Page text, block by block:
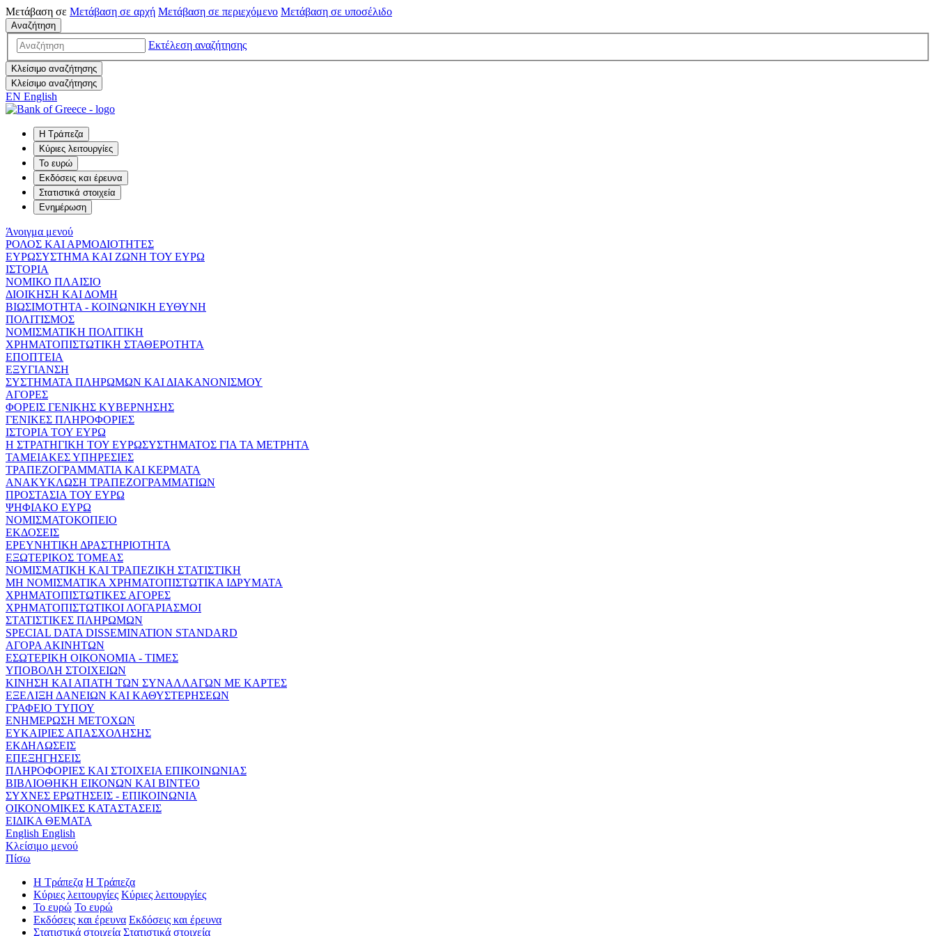
Μετάβαση σε Μετάβαση σε αρχή Μετάβαση σε περιεχόμενο Μετάβαση σε υποσέλιδο
Αναζήτηση
Εκτέλεση αναζήτησης
Κλείσιμο αναζήτησης
Κλείσιμο αναζήτησης
EN English
Η Τράπεζα
Κύριες λειτουργίες
Το ευρώ
Εκδόσεις και έρευνα
Στατιστικά στοιχεία
Ενημέρωση
Άνοιγμα μενού
ΡΟΛΟΣ ΚΑΙ ΑΡΜΟΔΙΟΤΗΤΕΣ
ΕΥΡΩΣΥΣΤΗΜΑ ΚΑΙ ΖΩΝΗ ΤΟΥ ΕΥΡΩ
ΙΣΤΟΡΙΑ
ΝΟΜΙΚΟ ΠΛΑΙΣΙΟ
ΔΙΟΙΚΗΣΗ ΚΑΙ ΔΟΜΗ
ΒΙΩΣΙΜΟΤΗΤΑ - ΚΟΙΝΩΝΙΚΗ ΕΥΘΥΝΗ
ΠΟΛΙΤΙΣΜΟΣ
ΝΟΜΙΣΜΑΤΙΚΗ ΠΟΛΙΤΙΚΗ
ΧΡΗΜΑΤΟΠΙΣΤΩΤΙΚΗ ΣΤΑΘΕΡΟΤΗΤΑ
ΕΠΟΠΤΕΙΑ
ΕΞΥΓΙΑΝΣΗ
ΣΥΣΤΗΜΑΤΑ ΠΛΗΡΩΜΩΝ ΚΑΙ ΔΙΑΚΑΝΟΝΙΣΜΟΥ
ΑΓΟΡΕΣ
ΦΟΡΕΙΣ ΓΕΝΙΚΗΣ ΚΥΒΕΡΝΗΣΗΣ
ΓΕΝΙΚΕΣ ΠΛΗΡΟΦΟΡΙΕΣ
ΙΣΤΟΡΙΑ ΤΟΥ ΕΥΡΩ
Η ΣΤΡΑΤΗΓΙΚΗ ΤΟΥ ΕΥΡΩΣΥΣΤΗΜΑΤΟΣ ΓΙΑ ΤΑ ΜΕΤΡΗΤΑ
ΤΑΜΕΙΑΚΕΣ ΥΠΗΡΕΣΙΕΣ
ΤΡΑΠΕΖΟΓΡΑΜΜΑΤΙΑ ΚΑΙ ΚΕΡΜΑΤΑ
ΑΝΑΚΥΚΛΩΣΗ ΤΡΑΠΕΖΟΓΡΑΜΜΑΤΙΩΝ
ΠΡΟΣΤΑΣΙΑ ΤΟΥ ΕΥΡΩ
ΨΗΦΙΑΚΟ ΕΥΡΩ
ΝΟΜΙΣΜΑΤΟΚΟΠΕΙΟ
ΕΚΔΟΣΕΙΣ
ΕΡΕΥΝΗΤΙΚΗ ΔΡΑΣΤΗΡΙΟΤΗΤΑ
ΕΞΩΤΕΡΙΚΟΣ ΤΟΜΕΑΣ
ΝΟΜΙΣΜΑΤΙΚΗ ΚΑΙ ΤΡΑΠΕΖΙΚΗ ΣΤΑΤΙΣΤΙΚΗ
ΜΗ ΝΟΜΙΣΜΑΤΙΚΑ ΧΡΗΜΑΤΟΠΙΣΤΩΤΙΚΑ ΙΔΡΥΜΑΤΑ
ΧΡΗΜΑΤΟΠΙΣΤΩΤΙΚΕΣ ΑΓΟΡΕΣ
ΧΡΗΜΑΤΟΠΙΣΤΩΤΙΚΟΙ ΛΟΓΑΡΙΑΣΜΟΙ
ΣΤΑΤΙΣΤΙΚΕΣ ΠΛΗΡΩΜΩΝ
SPECIAL DATA DISSEMINATION STANDARD
ΑΓΟΡΑ ΑΚΙΝΗΤΩΝ
ΕΣΩΤΕΡΙΚΗ ΟΙΚΟΝΟΜΙΑ - ΤΙΜΕΣ
ΥΠΟΒΟΛΗ ΣΤΟΙΧΕΙΩΝ
ΚΙΝΗΣΗ ΚΑΙ ΑΠΑΤΗ ΤΩΝ ΣΥΝΑΛΛΑΓΩΝ ΜΕ ΚΑΡΤΕΣ
ΕΞΕΛΙΞΗ ΔΑΝΕΙΩΝ ΚΑΙ ΚΑΘΥΣΤΕΡΗΣΕΩΝ
ΓΡΑΦΕΙΟ ΤΥΠΟΥ
ΕΝΗΜΕΡΩΣΗ ΜΕΤΟΧΩΝ
ΕΥΚΑΙΡΙΕΣ ΑΠΑΣΧΟΛΗΣΗΣ
ΕΚΔΗΛΩΣΕΙΣ
ΕΠΕΞΗΓΗΣΕΙΣ
ΠΛΗΡΟΦΟΡΙΕΣ ΚΑΙ ΣΤΟΙΧΕΙΑ ΕΠΙΚΟΙΝΩΝΙΑΣ
ΒΙΒΛΙΟΘΗΚΗ ΕΙΚΟΝΩΝ ΚΑΙ ΒΙΝΤΕΟ
ΣΥΧΝΕΣ ΕΡΩΤΗΣΕΙΣ - ΕΠΙΚΟΙΝΩΝΙΑ
ΟΙΚΟΝΟΜΙΚΕΣ ΚΑΤΑΣΤΑΣΕΙΣ
ΕΙΔΙΚΑ ΘΕΜΑΤΑ
English English
Κλείσιμο μενού
Πίσω
Η Τράπεζα Η Τράπεζα
Κύριες λειτουργίες Κύριες λειτουργίες
Το ευρώ Το ευρώ
Εκδόσεις και έρευνα Εκδόσεις και έρευνα
Στατιστικά στοιχεία Στατιστικά στοιχεία